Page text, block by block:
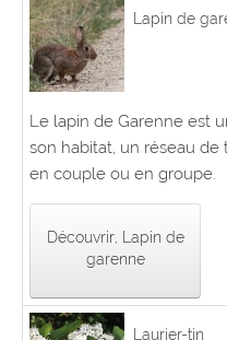
Lapin de
Le lapin de Garenne est
son habitat, un réseau de
en couple ou en groupe.
Découvrir, Lapin de
garenne
Laurier-tin